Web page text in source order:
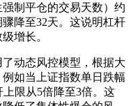
制平仓的交易天数）约
降至32天。这说明杠杆
增长。
了动态风控模型，根据大
如当上证指数单日跌幅
限从5倍降至3倍。这